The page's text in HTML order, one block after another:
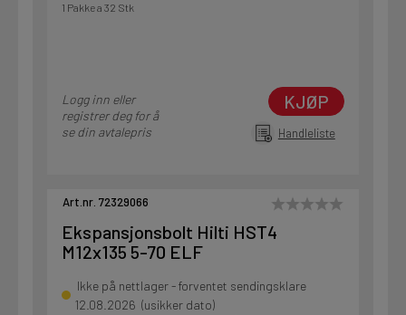
1 Pakke a 32 Stk
Logg inn eller
registrer deg for å
se din avtalepris
KJØP
Handleliste
Art.nr. 72329066
Ekspansjonsbolt Hilti HST4
M12x135 5-70 ELF
Ikke på nettlager - forventet sendingsklare
12.08.2026 (usikker dato)